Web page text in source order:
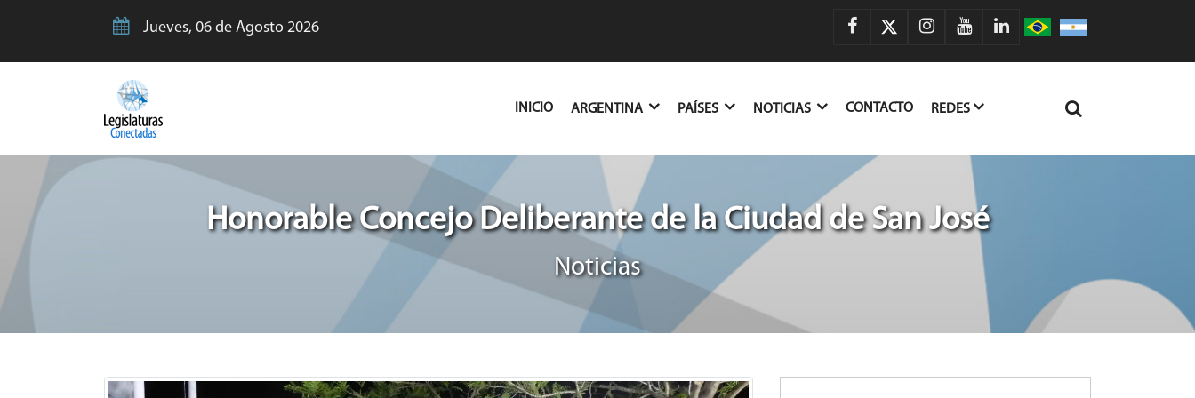
Jueves, 06 de Agosto 2026
INICIO(CURRENT)
ARGENTINA PAÍSES NOTICIAS CONTACTO REDES
Honorable Concejo Deliberante de la Ciudad de San José
Noticias